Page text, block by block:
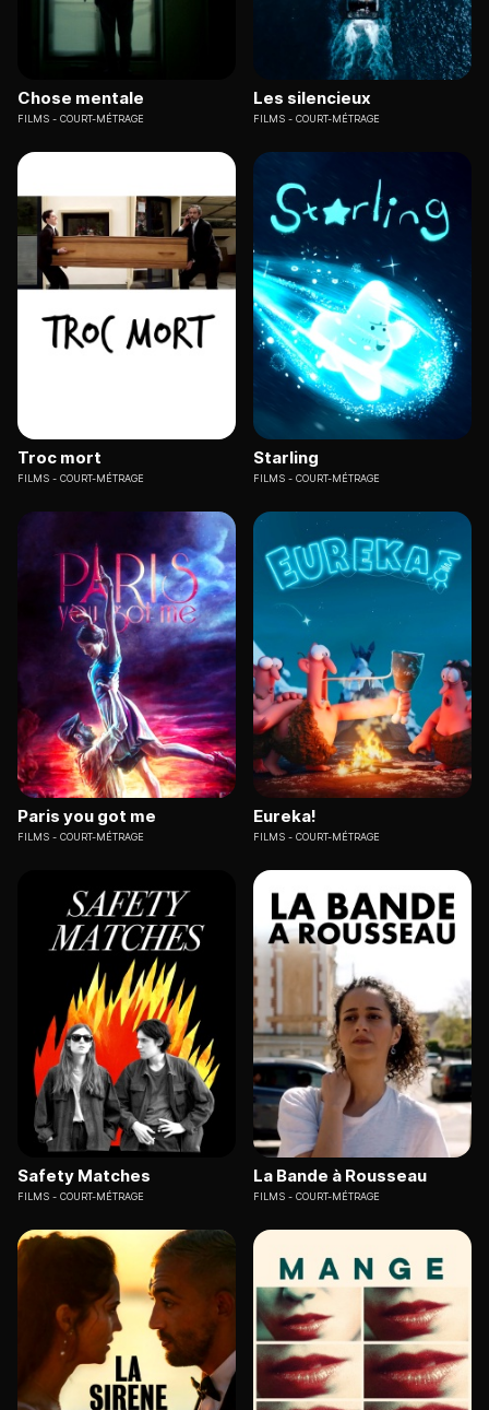
Chose mentale
FILMS COURT-MÉTRAGE
Les silencieux
FILMS COURT-MÉTRAGE
Troc mort
FILMS COURT-MÉTRAGE
Starling
FILMS COURT-MÉTRAGE
Paris you got me
FILMS COURT-MÉTRAGE
Eureka!
FILMS COURT-MÉTRAGE
Safety Matches
FILMS COURT-MÉTRAGE
La Bande à Rousseau
FILMS COURT-MÉTRAGE